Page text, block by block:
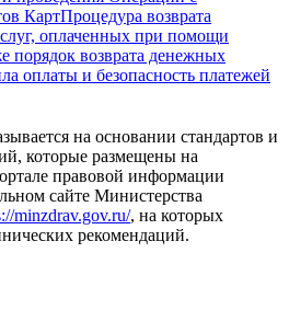
КартПроцедура возврата
оплаченных при помощи
порядок возврата денежных
оплаты и безопасность платежей
на основании стандартов и
которые размещены на
правовой информации
сайте Министерства
minzdrav.gov.ru/, на которых
рекомендаций.